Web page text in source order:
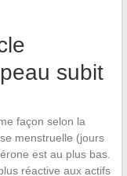
subit
façon selon la
menstruelle (jours
est au plus bas.
réactive aux actifs